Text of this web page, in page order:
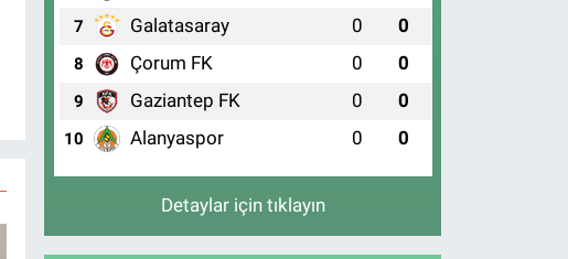
7 Galatasaray 0 0
8 Çorum FK 0 0
9 Gaziantep FK 0 0
10 Alanyaspor 0 0
Detaylar için tıklayın